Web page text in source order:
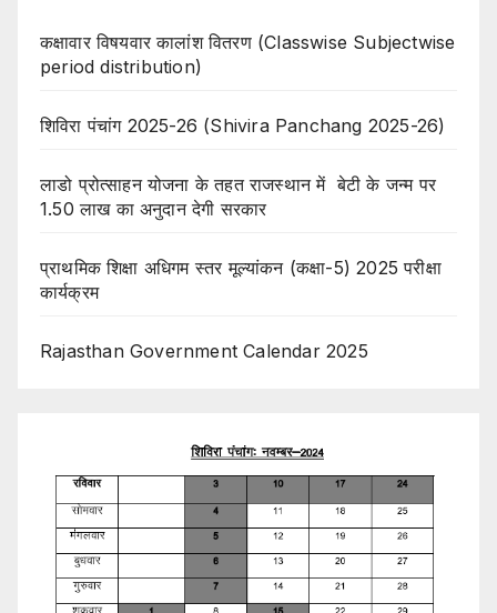
कक्षावार विषयवार कालांश वितरण (Classwise Subjectwise
period distribution)
शिविरा पंचांग 2025-26 (Shivira Panchang 2025-26)
लाडो प्रोत्साहन योजना के तहत राजस्थान में बेटी के जन्म पर
1.50 लाख का अनुदान देगी सरकार
प्राथमिक शिक्षा अधिगम स्तर मूल्यांकन (कक्षा-5) 2025 परीक्षा
कार्यक्रम
Rajasthan Government Calendar 2025